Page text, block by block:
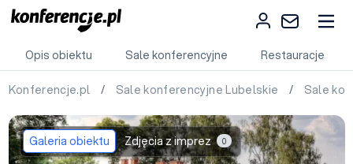
Opis obiektu Sale konferencyjne Restauracje
Konferencje.pl / Sale konferencyjne Lubelskie / Sale
Galeria obiektu Zdjęcia z imprez 0